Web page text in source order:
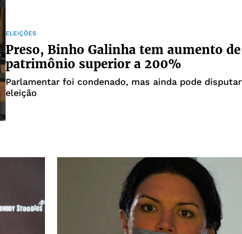
ELEIÇÕES
Preso, Binho Galinha tem aumento de
patrimônio superior a 200%
Parlamentar foi condenado, mas ainda pode disputar
eleição